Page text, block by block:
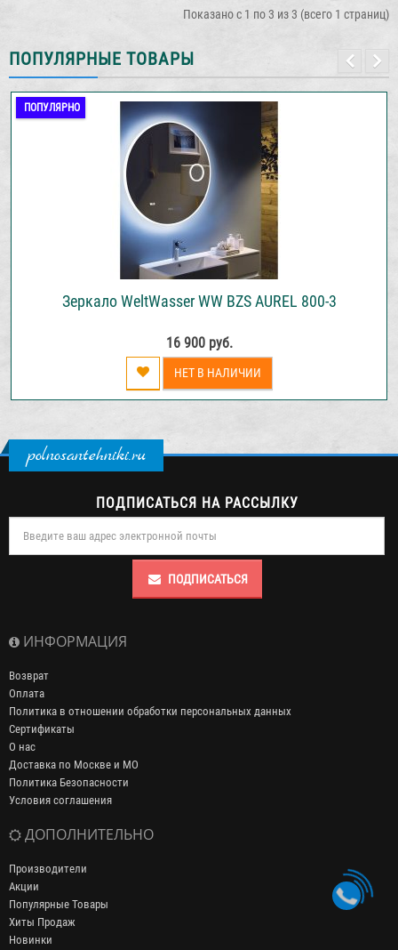
Показано с 1 по 3 из 3 (всего 1 страниц)
ПОПУЛЯРНЫЕ ТОВАРЫ
ПОПУЛЯРНО
Зеркало WeltWasser WW BZS AUREL 800-3
16 900 руб.
НЕТ В НАЛИЧИИ
polnosantehniki.ru
ПОДПИСАТЬСЯ НА РАССЫЛКУ
ПОДПИСАТЬСЯ
ИНФОРМАЦИЯ
Возврат
Оплата
Политика в отношении обработки персональных данных
Сертификаты
О нас
Доставка по Москве и МО
Политика Безопасности
Условия соглашения
ДОПОЛНИТЕЛЬНО
Производители
Акции
Популярные Товары
Хиты Продаж
Новинки